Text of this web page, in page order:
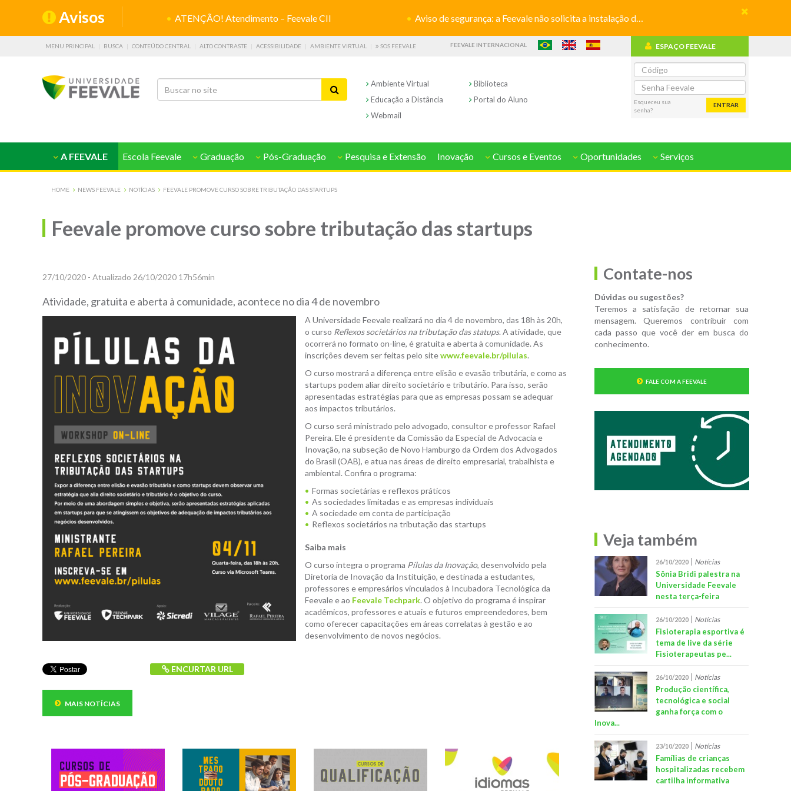
Avisos ATENÇÃO! Atendimento – Feevale CII Aviso de segurança: a Feevale não solicita a instalação de aplicativos
MENU PRINCIPAL BUSCA CONTEÚDO CENTRAL ALTO CONTRASTE ACESSIBILIDADE AMBIENTE VIRTUAL SOS FEEVALE FEEVALE INTERNACIONAL
Ambiente Virtual
Biblioteca
Educação a Distância
Portal do Aluno
Webmail
ESPAÇO FEEVALE
Esqueceu sua
senha?
ENTRAR
A FEEVALE Escola Feevale Graduação Pós-Graduação Pesquisa e Extensão Inovação Cursos e Eventos Oportunidades Serviços
HOME NEWS FEEVALE NOTÍCIAS FEEVALE PROMOVE CURSO SOBRE TRIBUTAÇÃO DAS STARTUPS
Feevale promove curso sobre tributação das startups
27/10/2020 - Atualizado 26/10/2020 17h56min
Atividade, gratuita e aberta à comunidade, acontece no dia 4 de novembro
A Universidade Feevale realizará no dia 4 de novembro, das 18h às 20h,
o curso Reflexos societários na tributação das statups. A atividade, que
ocorrerá no formato on-line, é gratuita e aberta à comunidade. As
inscrições devem ser feitas pelo sitewww.feevale.br/pilulas.
O curso mostrará a diferença entre elisão e evasão tributária, e como as
startups podem aliar direito societário e tributário. Para isso, serão
apresentadas estratégias para que as empresas possam se adequar
aos impactos tributários.
O curso será ministrado pelo advogado, consultor e professor Rafael
Pereira. Ele é presidente da Comissão da Especial de Advocacia e
Inovação, na subseção de Novo Hamburgo da Ordem dos Advogados
do Brasil (OAB), e atua nas áreas de direito empresarial, trabalhista e
ambiental. Confira o programa:
Formas societárias e reflexos práticos
As sociedades limitadas e as empresas individuais
A sociedade em conta de participação
Reflexos societários na tributação das startups
Saiba mais
O curso integra o programa Pílulas da Inovação, desenvolvido pela
Diretoria de Inovação da Instituição, e destinada a estudantes,
professores e empresários vinculados à Incubadora Tecnológica da
Feevale e ao Feevale Techpark. O objetivo do programa é inspirar
acadêmicos, professores e atuais e futuros empreendedores, bem
como oferecer capacitações em áreas correlatas à gestão e ao
desenvolvimento de novos negócios.
ENCURTAR URL
MAIS NOTÍCIAS
Contate-nos
Dúvidas ou sugestões?
Teremos a satisfação de retornar sua
mensagem. Queremos contribuir com
cada passo que você der em busca do
conhecimento.
FALE COM A FEEVALE
Veja também
26/10/2020 Notícias
Sônia Bridi palestra na
Universidade Feevale
nesta terça-feira
26/10/2020 Notícias
Fisioterapia esportiva é
tema de live da série
Fisioterapeutas pe...
26/10/2020 Notícias
Produção científica,
tecnológica e social
ganha força com o
Inova...
23/10/2020 Notícias
Famílias de crianças
hospitalizadas recebem
cartilha informativa